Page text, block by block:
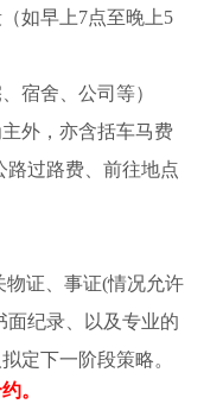
如早上7点至晚上5
宿舍、公司等）
外，亦含括车马费
路过路费、前往地点
证、事证(情况允许
面纪录、以及专业的
定下一阶段策略。
。